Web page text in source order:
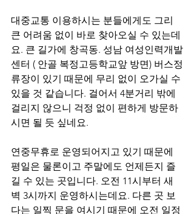
대중교통 이용하시는 분들에게도 그리
큰 어려움 없이 바로 찾아오실 수 있는데
요. 큰 길가에 창곡동. 성남 여성인력개발
센터 ( 안골 복정고등학교앞 방면) 버스정
류장이 있기 때문에 무리 없이 오가실 수
있을 것 같습니다. 걸어서 4분거리 밖에
걸리지 않으니 걱정 없이 편하게 방문하
시면 될 듯 싶네요.
연중무휴로 운영되어지고 있기 때문에
평일은 물론이고 주말에도 언제든지 즐
길 수 있는 곳입니다. 오전 11시부터 새
벽 3시까지 운영하시는데요. 다른 곳 보
다는 일찍 문을 여시기 때문에 오전 일정